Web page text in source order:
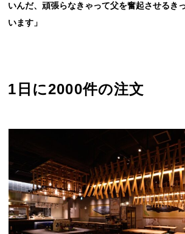
いんだ、頑張らなきゃって父を奮起させるき
います」
1日に2000件の注文